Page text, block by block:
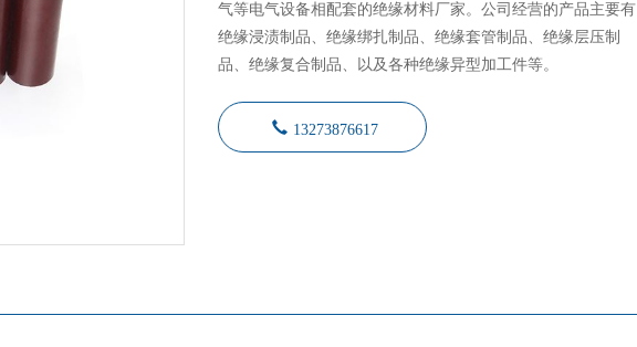
气等电气设备相配套的绝缘材料厂家。公司经营的产品主要有
绝缘浸渍制品、绝缘绑扎制品、绝缘套管制品、绝缘层压制
品、绝缘复合制品、以及各种绝缘异型加工件等。
13273876617